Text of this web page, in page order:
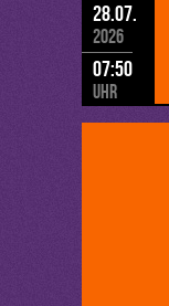
28.07.
2026
07:50
Uhr